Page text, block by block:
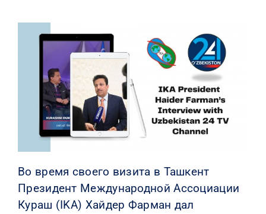
КОНТАКТЫ
Во время своего визита в Ташкент
Президент Международной Ассоциации
Кураш (IKA) Хайдер Фарман дал